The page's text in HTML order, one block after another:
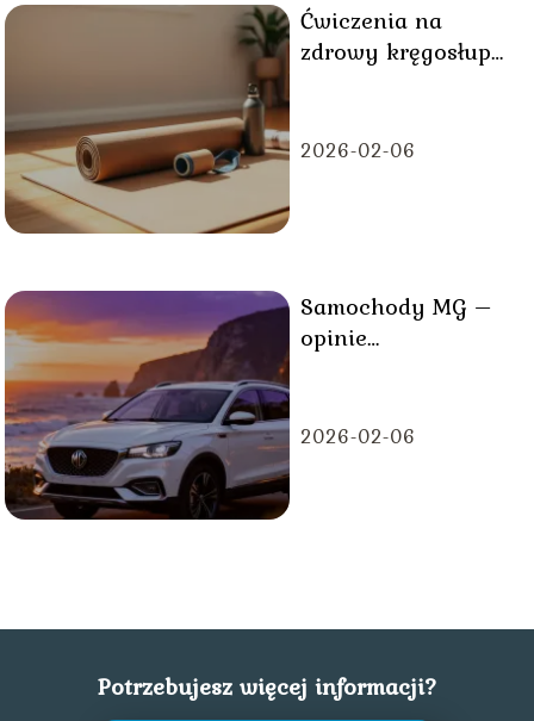
Ćwiczenia na
zdrowy kręgosłup
2026-02-06
Samochody MG –
opinie
2026-02-06
Potrzebujesz więcej informacji?